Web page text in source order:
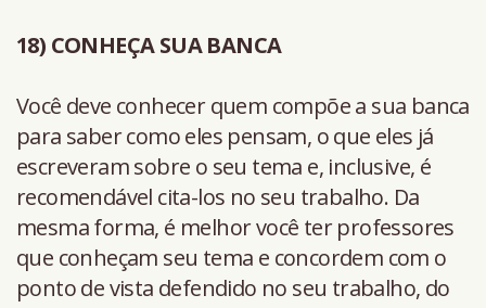
18) CONHEÇA SUA BANCA
Você deve conhecer quem compõe a sua banca
para saber como eles pensam, o que eles já
escreveram sobre o seu tema e, inclusive, é
recomendável cita-los no seu trabalho. Da
mesma forma, é melhor você ter professores
que conheçam seu tema e concordem com o
ponto de vista defendido no seu trabalho, do